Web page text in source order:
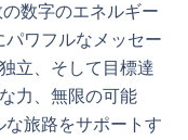
数字のエネルギー
ワフルなメッセー
立、そして目標達
力、無限の可能
旅路をサポートす